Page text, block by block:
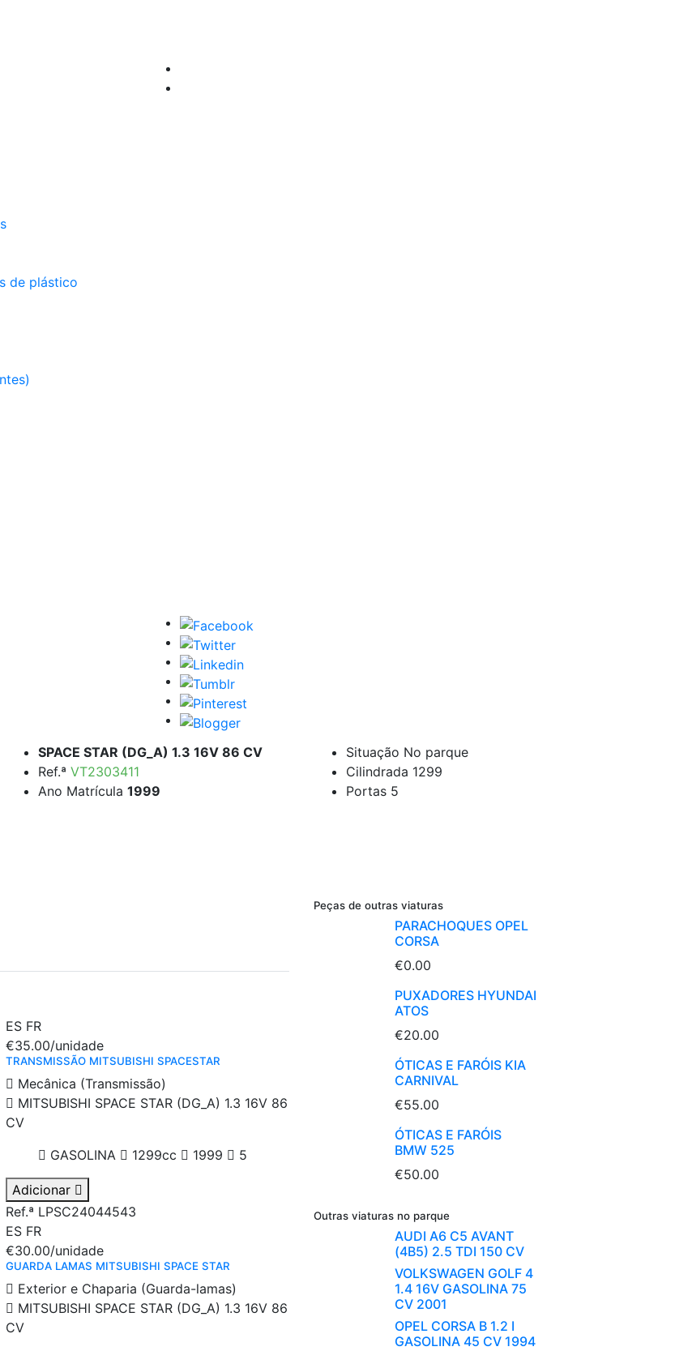
de plástico
SPACE STAR (DG_A) 1.3 16V 86 CV
Ref.ª VT2303411
Ano Matrícula 1999
Situação No parque
Cilindrada 1299
Portas 5
ES FR
€35.00/unidade
TRANSMISSÃO MITSUBISHI SPACESTAR
Mecânica (Transmissão)
MITSUBISHI SPACE STAR (DG_A) 1.3 16V 86
CV
GASOLINA
1299cc 1999 5
Adicionar
Ref.ª LPSC24044543
ES FR
€30.00/unidade
GUARDA LAMAS MITSUBISHI SPACE STAR
Exterior e Chaparia (Guarda-lamas)
MITSUBISHI SPACE STAR (DG_A) 1.3 16V 86
CV
Peças de outras viaturas
PARACHOQUES OPEL
CORSA
€0.00
PUXADORES HYUNDAI
ATOS
€20.00
ÓTICAS E FARÓIS KIA
CARNIVAL
€55.00
ÓTICAS E FARÓIS
BMW 525
€50.00
Outras viaturas no parque
AUDI A6 C5 AVANT
(4B5) 2.5 TDI 150 CV
VOLKSWAGEN GOLF 4
1.4 16V GASOLINA 75
CV 2001
OPEL CORSA B 1.2 I
GASOLINA 45 CV 1994